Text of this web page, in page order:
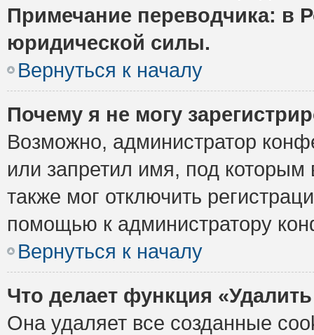
Примечание переводчика: в
юридической силы.
Вернуться к началу
Почему я не могу
Возможно, администратор
или запретил имя, под которым
также мог отключить
помощью к администратору
Вернуться к началу
Что делает функция
Она удаляет все созданные